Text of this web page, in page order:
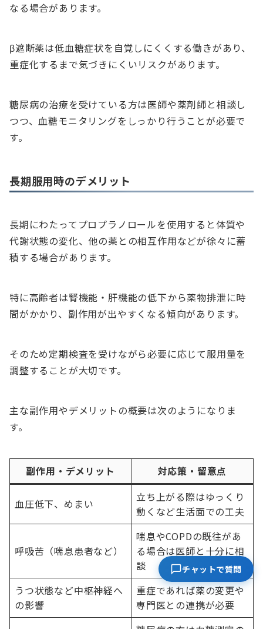
なる場合があります。
β遮断薬は低血糖症状を自覚しにくくする働きがあり、
重症化するまで気づきにくいリスクがあります。
糖尿病の治療を受けている方は医師や薬剤師と相談し
つつ、血糖モニタリングをしっかり行うことが必要で
す。
長期服用時のデメリット
長期にわたってプロプラノロールを使用すると体質や
代謝状態の変化、他の薬との相互作用などが徐々に蓄
積する場合があります。
特に高齢者は腎機能・肝機能の低下から薬物排泄に時
間がかかり、副作用が出やすくなる傾向があります。
そのため定期検査を受けながら必要に応じて服用量を
調整することが大切です。
主な副作用やデメリットの概要は次のようになりま
す。
副作用・デメリット 対応策・留意点
血圧低下、めまい
立ち上がる際はゆっくり
動くなど生活面での工夫
呼吸苦（喘息患者など）
喘息やCOPDの既往があ
る場合は医師と十分に相
談
うつ状態など中枢神経へ
の影響
重症であれば薬の変更や
専門医との連携が必要
チャットで質問